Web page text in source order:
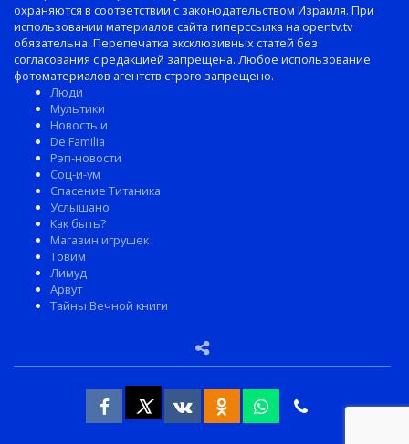
охраняются в соответствии с законодательством Израиля. При
использовании материалов сайта гиперссылка на opentv.tv
обязательна. Перепечатка эксклюзивных статей без
согласования с редакцией запрещена. Любое использование
фотоматериалов агентств строго запрещено.
Люди
Мультики
Новость и
De Familia
Рэп-новости
Соц-и-ум
Спасение Титаника
Услышано
Как быть?
Магазин игрушек
Товим
Лимуд
Арвут
Тайны Вечной книги